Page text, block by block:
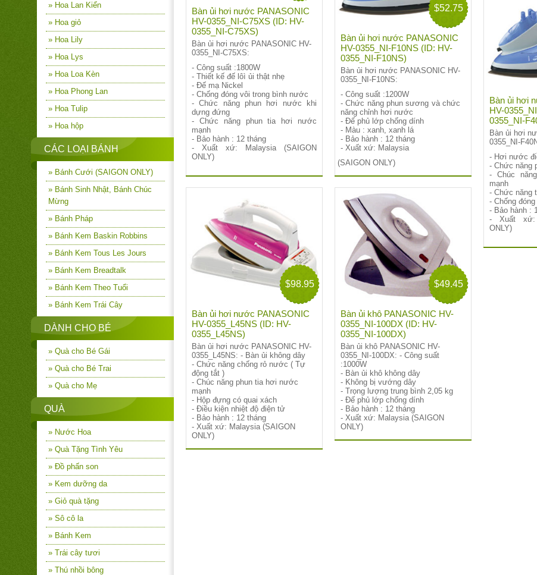
» Hoa Lan Kiển
» Hoa giỏ
» Hoa Lily
» Hoa Lys
» Hoa Loa Kèn
» Hoa Phong Lan
» Hoa Tulip
» Hoa hộp
CÁC LOẠI BÁNH
» Bánh Cưới (SAIGON ONLY)
» Bánh Sinh Nhật, Bánh Chúc
Mừng
» Bánh Pháp
» Bánh Kem Baskin Robbins
» Bánh Kem Tous Les Jours
» Bánh Kem Breadtalk
» Bánh Kem Theo Tuổi
» Bánh Kem Trái Cây
DÀNH CHO BÉ
» Quà cho Bé Gái
» Quà cho Bé Trai
» Quà cho Mẹ
QUÀ
» Nước Hoa
» Quà Tặng Tình Yêu
» Đồ phấn son
» Kem dưỡng da
» Giỏ quà tặng
» Sô cô la
» Bánh Kem
» Trái cây tươi
» Thú nhồi bông
Bàn ủi hơi nước PANASONIC
HV-0355_NI-C75XS (ID: HV-
0355_NI-C75XS)
Bàn ủi hơi nước PANASONIC HV-
0355_NI-C75XS:
- Công suất :1800W
- Thiết kế đế lôì ủi thật nhẹ
- Đế mạ Nickel
- Chống đóng vôi trong bình nước
- Chức năng phun hơi nước khi
dựng đứng
- Chức năng phun tia hơi nước
mạnh
- Bảo hành : 12 tháng
- Xuất xứ: Malaysia (SAIGON
ONLY)
$52.75
Bàn ủi hơi nước PANASONIC
HV-0355_NI-F10NS (ID: HV-
0355_NI-F10NS)
Bàn ủi hơi nước PANASONIC HV-
0355_NI-F10NS:
- Công suất :1200W
- Chức năng phun sương và chức
năng chỉnh hơi nước
- Đế phủ lớp chống dính
- Màu : xanh, xanh lá
- Bảo hành : 12 tháng
- Xuất xứ: Malaysia
(SAIGON ONLY)
Bàn ủi hơi
HV-
0355_NI-
Bàn ủi hơi
0355_NI-
- Hơi nước
- Chức năng
- Chúc
mạnh
- Chức năng
- Chống
- Bảo hành :
- Xuất xứ:
ONLY)
$98.95
Bàn ủi hơi nước PANASONIC
HV-0355_L45NS (ID: HV-
0355_L45NS)
Bàn ủi hơi nước PANASONIC HV-
0355_L45NS: - Bàn ủi không dây
- Chức năng chống rỏ nước ( Tự
động tắt )
- Chúc năng phun tia hơi nước
mạnh
- Hộp đựng có quai xách
- Điều kiện nhiệt độ điện tử
- Bảo hành : 12 tháng
- Xuất xứ: Malaysia (SAIGON
ONLY)
$49.45
Bàn ủi khô PANASONIC HV-
0355_NI-100DX (ID: HV-
0355_NI-100DX)
Bàn ủi khô PANASONIC HV-
0355_NI-100DX: - Công suất
:1000W
- Bàn ủi khô không dây
- Không bị vướng dây
- Trọng lượng trung bình 2,05 kg
- Đế phủ lớp chống dính
- Bảo hành : 12 tháng
- Xuất xứ: Malaysia (SAIGON
ONLY)